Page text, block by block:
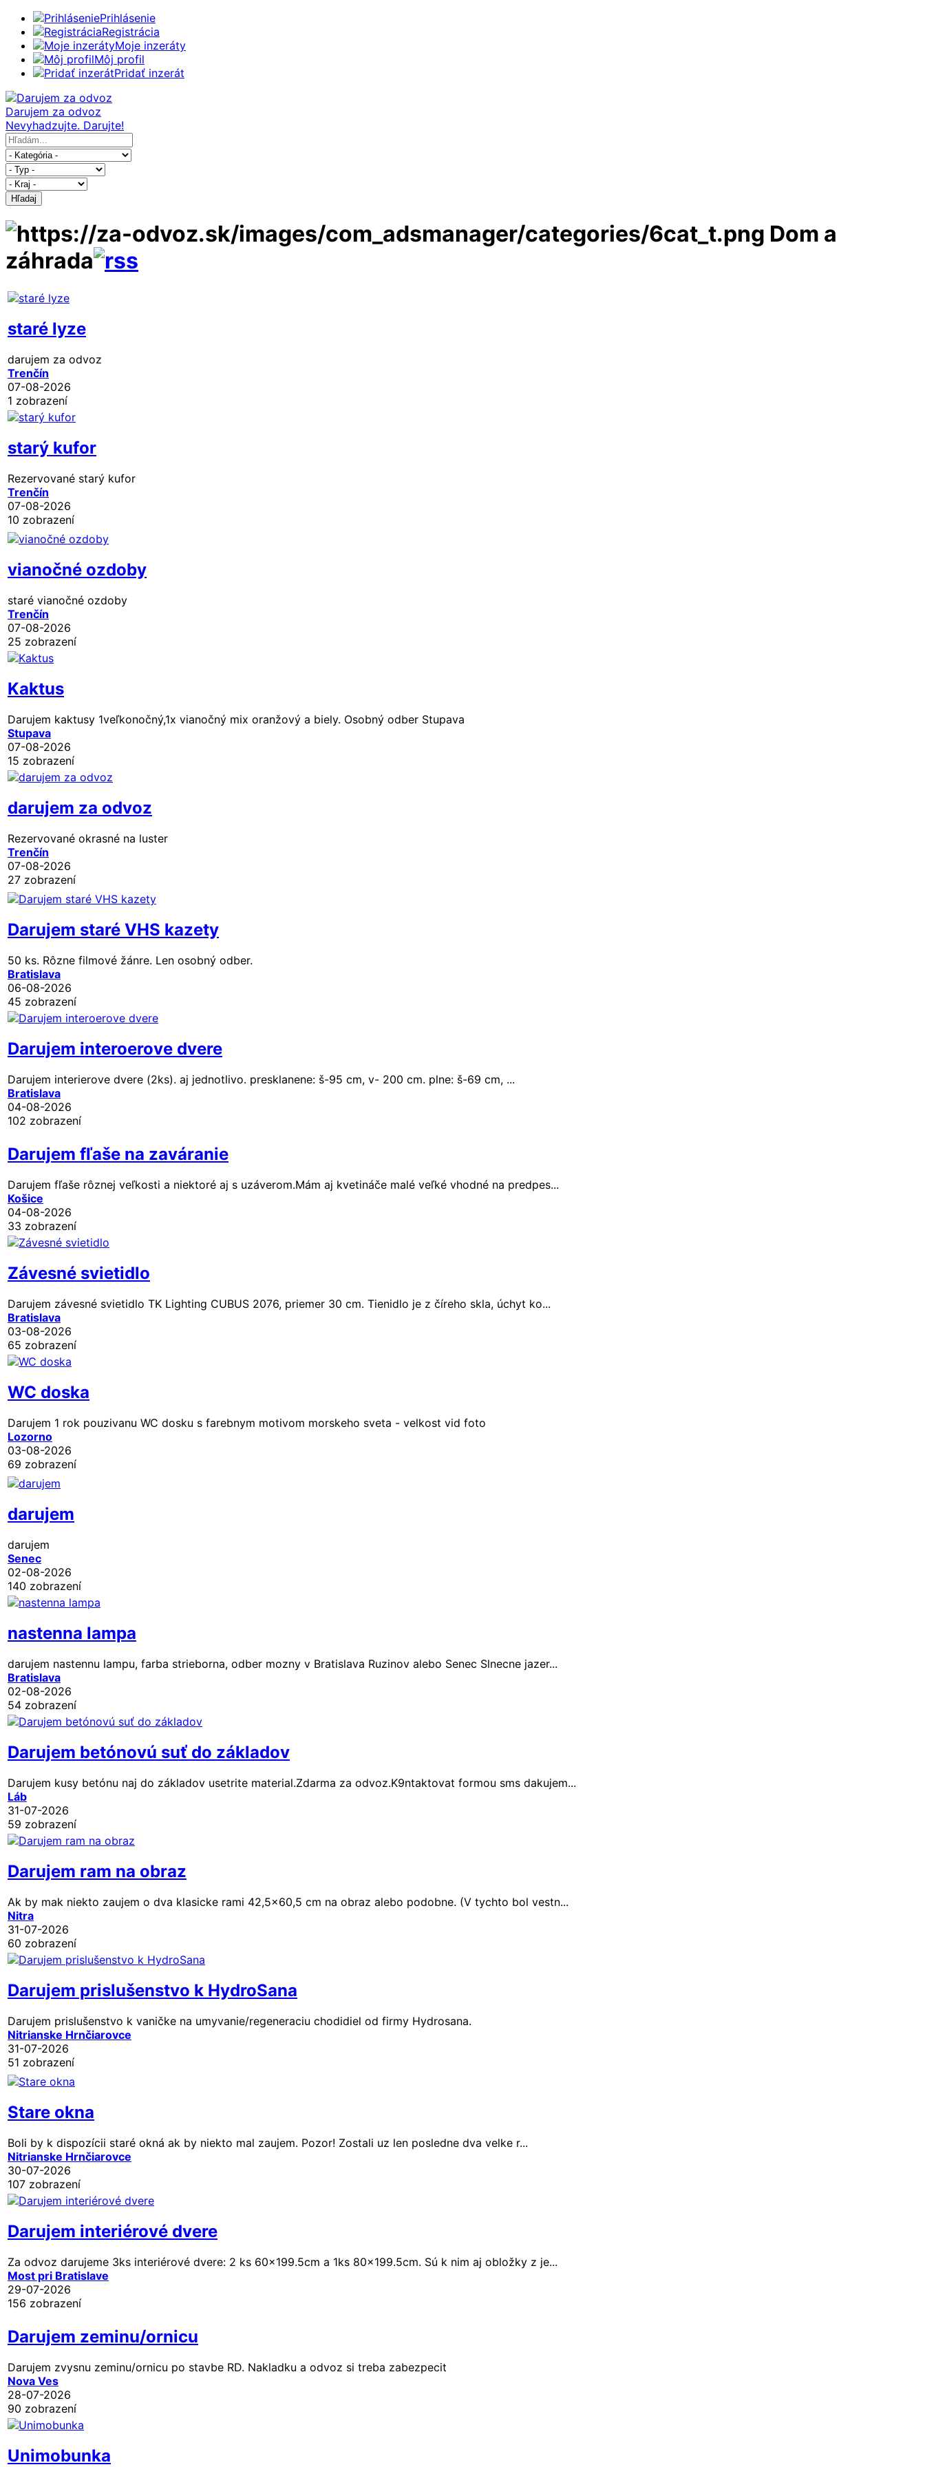
Prihlásenie
Registrácia
Moje inzeráty
Môj profil
Pridať inzerát
Darujem za odvoz
Nevyhadzujte. Darujte!
Hľadaj
Dom a
záhrada
staré lyze
darujem za odvoz
Trenčín
07-08-2026
1 zobrazení
starý kufor
Rezervované starý kufor
Trenčín
07-08-2026
10 zobrazení
vianočné ozdoby
staré vianočné ozdoby
Trenčín
07-08-2026
25 zobrazení
Kaktus
Darujem kaktusy 1veľkonočný,1x vianočný mix oranžový a biely. Osobný odber Stupava
Stupava
07-08-2026
15 zobrazení
darujem za odvoz
Rezervované okrasné na luster
Trenčín
07-08-2026
27 zobrazení
Darujem staré VHS kazety
50 ks. Rôzne filmové žánre. Len osobný odber.
Bratislava
06-08-2026
45 zobrazení
Darujem interoerove dvere
Darujem interierove dvere (2ks). aj jednotlivo. presklanene: š-95 cm, v- 200 cm. plne: š-69 cm, ...
Bratislava
04-08-2026
102 zobrazení
Darujem fľaše na zaváranie
Darujem fľaše rôznej veľkosti a niektoré aj s uzáverom.Mám aj kvetináče malé veľké vhodné na predpes...
Košice
04-08-2026
33 zobrazení
Závesné svietidlo
Darujem závesné svietidlo TK Lighting CUBUS 2076, priemer 30 cm. Tienidlo je z číreho skla, úchyt ko...
Bratislava
03-08-2026
65 zobrazení
WC doska
Darujem 1 rok pouzivanu WC dosku s farebnym motivom morskeho sveta - velkost vid foto
Lozorno
03-08-2026
69 zobrazení
darujem
darujem
Senec
02-08-2026
140 zobrazení
nastenna lampa
darujem nastennu lampu, farba strieborna, odber mozny v Bratislava Ruzinov alebo Senec Slnecne jazer...
Bratislava
02-08-2026
54 zobrazení
Darujem betónovú suť do základov
Darujem kusy betónu naj do základov usetrite material.Zdarma za odvoz.K9ntaktovat formou sms dakujem...
Láb
31-07-2026
59 zobrazení
Darujem ram na obraz
Ak by mak niekto zaujem o dva klasicke rami 42,5x60,5 cm na obraz alebo podobne. (V tychto bol vestn...
Nitra
31-07-2026
60 zobrazení
Darujem prislušenstvo k HydroSana
Darujem prislušenstvo k vaničke na umyvanie/regeneraciu chodidiel od firmy Hydrosana.
Nitrianske Hrnčiarovce
31-07-2026
51 zobrazení
Stare okna
Boli by k dispozícii staré okná ak by niekto mal zaujem. Pozor! Zostali uz len posledne dva velke r...
Nitrianske Hrnčiarovce
30-07-2026
107 zobrazení
Darujem interiérové dvere
Za odvoz darujeme 3ks interiérové dvere: 2 ks 60x199.5cm a 1ks 80x199.5cm. Sú k nim aj obložky z je...
Most pri Bratislave
29-07-2026
156 zobrazení
Darujem zeminu/ornicu
Darujem zvysnu zeminu/ornicu po stavbe RD. Nakladku a odvoz si treba zabezpecit
Nova Ves
28-07-2026
90 zobrazení
Unimobunka